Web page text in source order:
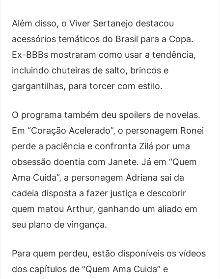
Além disso, o Viver Sertanejo destacou
acessórios temáticos do Brasil para a Copa.
Ex-BBBs mostraram como usar a tendência,
incluindo chuteiras de salto, brincos e
gargantilhas, para torcer com estilo.
O programa também deu spoilers de novelas.
Em “Coração Acelerado”, o personagem Ronei
perde a paciência e confronta Zilá por uma
obsessão doentia com Janete. Já em “Quem
Ama Cuida”, a personagem Adriana sai da
cadeia disposta a fazer justiça e descobrir
quem matou Arthur, ganhando um aliado em
seu plano de vingança.
Para quem perdeu, estão disponíveis os vídeos
dos capítulos de “Quem Ama Cuida” e